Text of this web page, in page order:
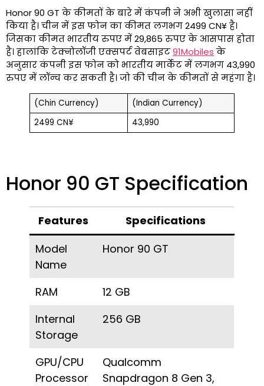
Honor 90 GT के कीमतों के बारे में कंपनी ने अभी खुलासा नहीं
किया है। चीन में इस फोन का कीमत लगभग 2499 CN¥ है।
जिसका कीमत भारतीय रुपए में 29,865 रुपए के आसपास होता
है। हालांकि टेक्नोलॉजी एक्सपर्ट वेबसाइट91Mobiles के
अनुसार कंपनी इस फोन को भारतीय मार्केट में लगभग 43,990
रुपए में लॉन्च कर सकती है। जो की चीन के कीमतों से महंगा है।
(Chin Currency)
(Indian Currency)
2499 CN¥
₹43,990
Honor 90 GT Specification
Features
Specifications
Model
Name
Honor 90 GT
RAM
12 GB
Internal
Storage
256 GB
GPU/CPU
Processor
Qualcomm
Snapdragon 8 Gen 3,